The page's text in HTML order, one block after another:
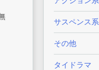
サスペンス系
その他
タイドラマ